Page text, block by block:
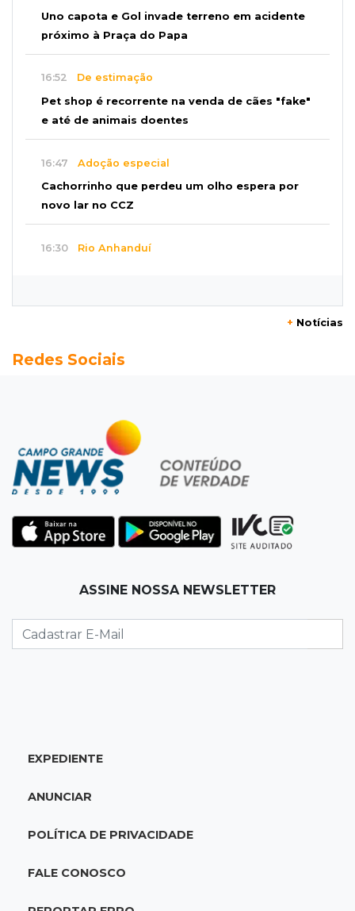
Uno capota e Gol invade terreno em acidente
próximo à Praça do Papa
16:52 De estimação
Pet shop é recorrente na venda de cães "fake"
e até de animais doentes
16:47 Adoção especial
Cachorrinho que perdeu um olho espera por
novo lar no CCZ
16:30 Rio Anhanduí
Mulher que deu garrafada após briga de
Operação
Prefeitura firma contrato de R$ 25 milhões
para tapa-buracos na Capital
Assassino é preso saindo armado de padaria
no Taveirópolis
Feriadão
só volta na próxima quarta
15:35Crime no Coophavila II
alega legítima defesa e é absolvido
UEMS abre inscrições para voluntários
+ Notícias
Redes Sociais
ASSINE NOSSA NEWSLETTER
EXPEDIENTE
ANUNCIAR
POLÍTICA DE PRIVACIDADE
FALE CONOSCO